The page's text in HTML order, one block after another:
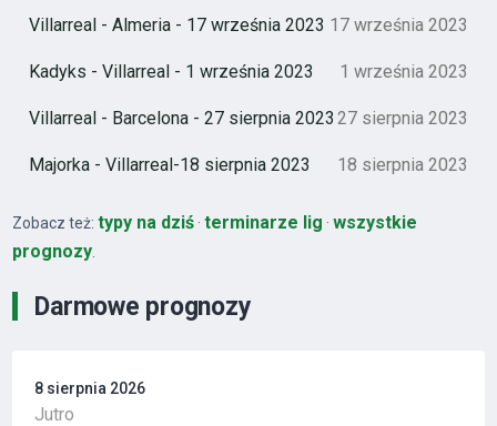
Darmowe prognozy
8 sierpnia 2026
Jutro
Villarreal - Almeria - 17 września 2023 17 września 2023
Kadyks - Villarreal - 1 września 2023 1 września 2023
Villarreal - Barcelona - 27 sierpnia 2023 27 sierpnia 2023
Majorka - Villarreal-18 sierpnia 2023 18 sierpnia 2023
Zobacz też:typy na dziś ·terminarze lig ·wszystkie
prognozy